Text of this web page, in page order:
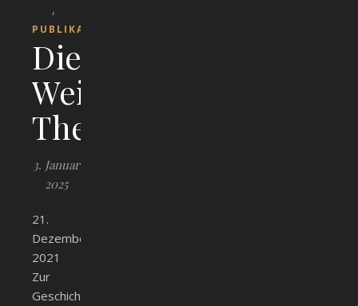
,
PUBLIKATIONEN
Die
Weißenhorner
Theatergesellschaft
3. Januar
2025
21.
Dezember
2021
Zur
Geschichte